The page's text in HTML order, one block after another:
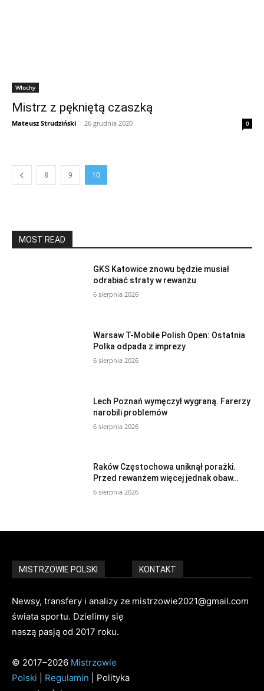
Włochy
Mistrz z pękniętą czaszką
Mateusz Strudziński - 26 grudnia 2020 0
8 9 10
MOST READ
GKS Katowice znowu będzie musiał
odrabiać straty w rewanżu
6 sierpnia 2026
Warsaw T-Mobile Polish Open: Ostatnia
Polka odpada z imprezy
6 sierpnia 2026
Lech Poznań wymęczył wygraną. Farerzy
narobili problemów
6 sierpnia 2026
Raków Częstochowa uniknął porażki.
Przed rewanżem więcej jednak obaw…
6 sierpnia 2026
MISTRZOWIE POLSKI
Newsy, transfery i analizy ze
świata sportu. Dzielimy się
naszą pasją od 2017 roku.
© 2017–2026 Mistrzowie
Polski
Regulamin | Polityka
KONTAKT
mistrzowie2021@gmail.com